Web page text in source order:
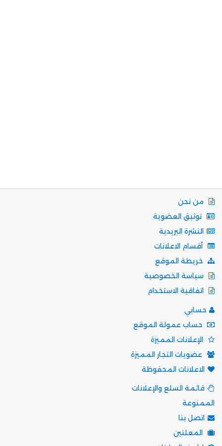
من نحن
توثيق العضوية
النشرة البريدية
أقسام الاعلانات
خريطة الموقع
سياسة الخصوصية
اتفاقية الاستخدام
حسابي
حساب عمولة الموقع
الإعلانات المميزة
عضويات التجار المميزة
الاعلانات المحفوظة
قائمة السلع والإعلانات
الممنوعة
اتصل بنا
المعلنين